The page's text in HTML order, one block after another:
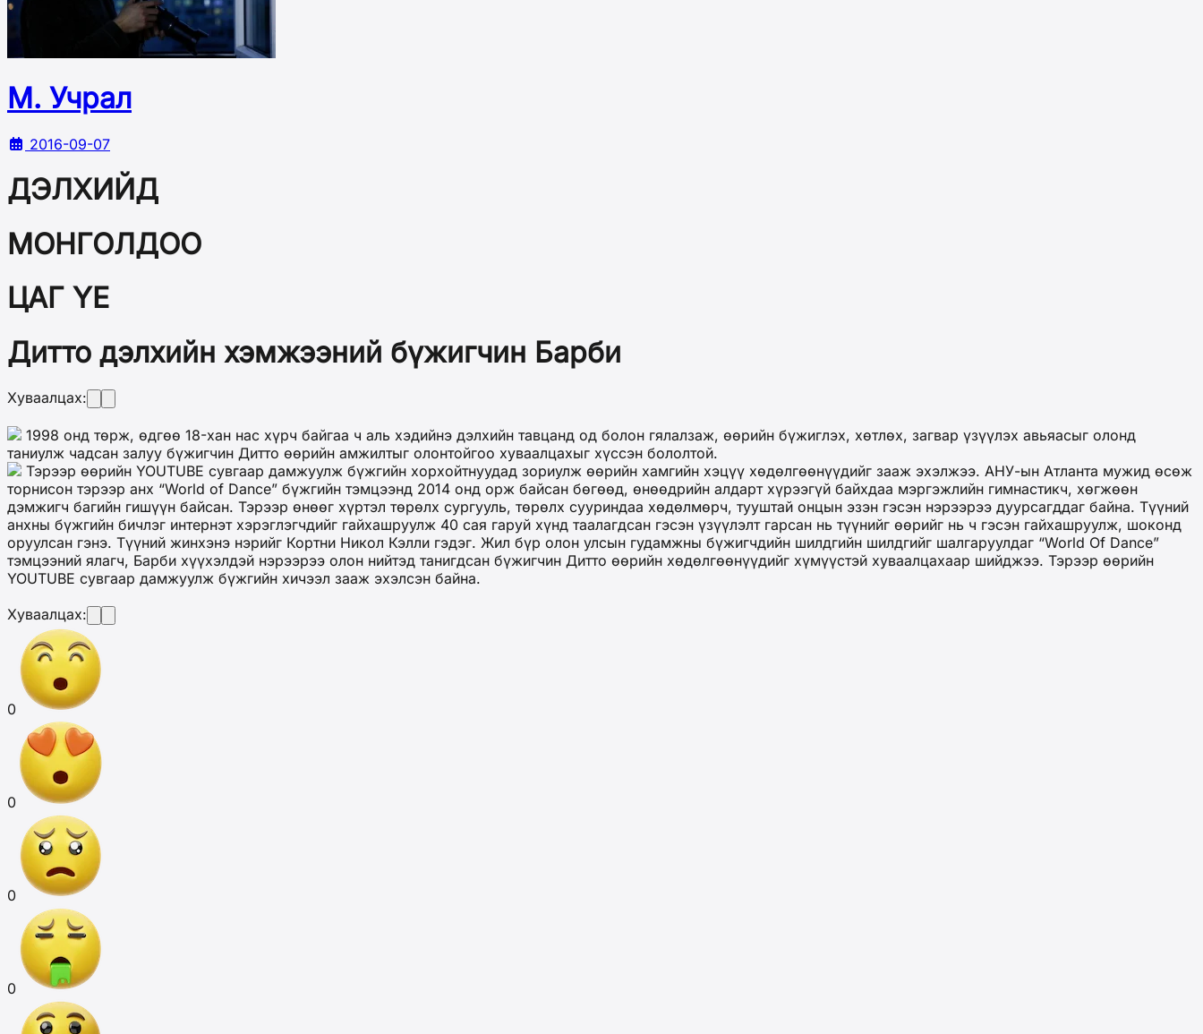
М. Учрал
2016-09-07
ДЭЛХИЙД
МОНГОЛДОО
ЦАГ ҮЕ
Дитто дэлхийн хэмжээний бүжигчин Барби
Хуваалцах:
1998 онд төрж, өдгөө 18-хан нас хүрч байгаа ч аль хэдийнэ дэлхийн тавцанд од болон гялалзаж, өөрийн бүжиглэх, хөтлөх, загвар үзүүлэх авьяасыг олонд
таниулж чадсан залуу бүжигчин Дитто өөрийн амжилтыг олонтойгоо хуваалцахыг хүссэн бололтой.
Тэрээр өөрийн YOUTUBE сувгаар дамжуулж бүжгийн хорхойтнуудад зориулж өөрийн хамгийн хэцүү хөдөлгөөнүүдийг зааж эхэлжээ. АНУ-ын Атланта мужид өсөж
торнисон тэрээр анх “World of Dance” бүжгийн тэмцээнд 2014 онд орж байсан бөгөөд, өнөөдрийн алдарт хүрээгүй байхдаа мэргэжлийн гимнастикч, хөгжөөн
дэмжигч багийн гишүүн байсан. Тэрээр өнөөг хүртэл төрөлх сургууль, төрөлх сууриндаа хөдөлмөрч, тууштай онцын эзэн гэсэн нэрээрээ дуурсагддаг байна. Түүний
анхны бүжгийн бичлэг интернэт хэрэглэгчдийг гайхашруулж 40 сая гаруй хүнд таалагдсан гэсэн үзүүлэлт гарсан нь түүнийг өөрийг нь ч гэсэн гайхашруулж, шоконд
оруулсан гэнэ. Түүний жинхэнэ нэрийг Кортни Никол Кэлли гэдэг. Жил бүр олон улсын гудамжны бүжигчдийн шилдгийн шилдгийг шалгаруулдаг “World Of Dance”
тэмцээний ялагч, Барби хүүхэлдэй нэрээрээ олон нийтэд танигдсан бүжигчин Дитто өөрийн хөдөлгөөнүүдийг хүмүүстэй хуваалцахаар шийджээ. Тэрээр өөрийн
YOUTUBE сувгаар дамжуулж бүжгийн хичээл зааж эхэлсэн байна.
Хуваалцах:
0
0
0
0